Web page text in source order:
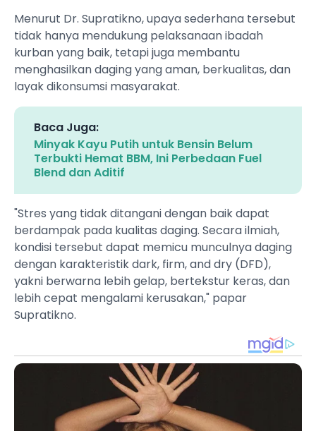
Menurut Dr. Supratikno, upaya sederhana tersebut
tidak hanya mendukung pelaksanaan ibadah
kurban yang baik, tetapi juga membantu
menghasilkan daging yang aman, berkualitas, dan
layak dikonsumsi masyarakat.
Baca Juga:
Minyak Kayu Putih untuk Bensin Belum
Terbukti Hemat BBM, Ini Perbedaan Fuel
Blend dan Aditif
"Stres yang tidak ditangani dengan baik dapat
berdampak pada kualitas daging. Secara ilmiah,
kondisi tersebut dapat memicu munculnya daging
dengan karakteristik dark, firm, and dry (DFD),
yakni berwarna lebih gelap, bertekstur keras, dan
lebih cepat mengalami kerusakan," papar
Supratikno.